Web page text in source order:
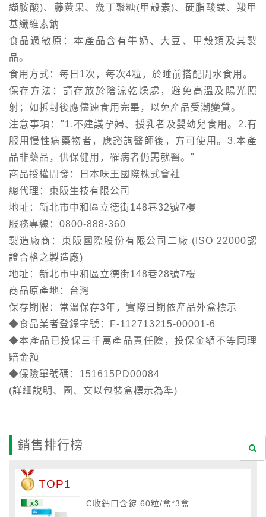
纈胺酸)、藤黃果、幾丁聚糖(甲殼素)、硬脂酸鎂、羧甲
基纖維素鈉
食品過敏原：本產品含有牛奶、大豆、甲殼類及其製
品。
食用方式：每日1次，每次4粒，於睡前搭配開水食用。
保存方法：請存放於陰涼乾燥處，避免高溫及陽光照
射；如拆封後應儘速食用完畢，以免產品受潮變質。
注意事項："1.不建議孕婦、授乳者及嬰幼兒食用。2.有
服用慢性病藥物者，應諮詢醫師後，方可使用。3.本產
品非藥品，供保健用，罹病者仍需就醫。"
商品授權開發：日本味王國際株式會社
總代理：東阪生技有限公司
地址：新北市中和區立德街148巷32號7樓
服務專線：0800-888-360
製造廠商：東阪國際股份有限公司二廠 (ISO 22000認
證合格之製造廠)
地址：新北市中和區立德街148巷28號7樓
商品原產地：台灣
保存期限：常溫保存3年，實際日期依產品外盒標示
◆食品業者登錄字號：F-112713215-00001-6
◆本產品已投保三千萬產品責任險，投保金額不等同理
賠金額
◆保險單號碼：151615PD00084
(詳細說明、圖、文以包裝盒標示為準)
銷售排行榜
TOP1
C收鈣口含錠 60粒/盒*3盒